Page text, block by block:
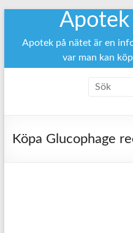
innehållApotek på nätet är en
var man kan
Köpa Glucophage